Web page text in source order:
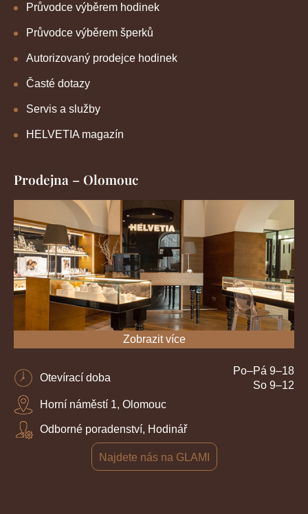
Průvodce výběrem hodinek
Průvodce výběrem šperků
Autorizovaný prodejce hodinek
Časté dotazy
Servis a služby
HELVETIA magazín
Prodejna – Olomouc
Zobrazit více
Otevírací doba
Po–Pá 9–18
So 9–12
Horní náměstí 1, Olomouc
Odborné poradenství, Hodinář
Najdete nás na GLAMI